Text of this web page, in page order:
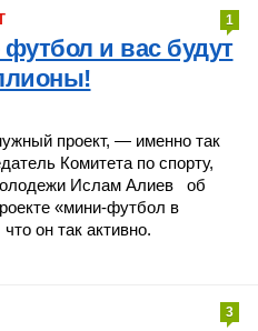
1
и вас будут
проект, — именно так
Комитета по спорту,
Ислам Алиев об
«мини-футбол в
он так активно.
3